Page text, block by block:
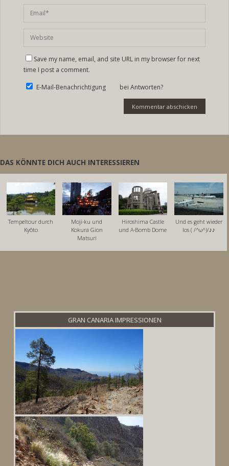
Save my name, email, and site URL in my browser for next
time I post a comment.
E-Mail-Benachrichtigung bei Antworten?
DAS KÖNNTE DICH AUCH INTERESSIEREN
Tempeltour durch
Kyôto
Moji-ku und
Kokura Gion
Matsuri
Hiroshima Castle
und A-Bomb Dome
Und es geht wieder
los ( /^ω^)/♪♪
GRAN CANARIA IMPRESSIONEN